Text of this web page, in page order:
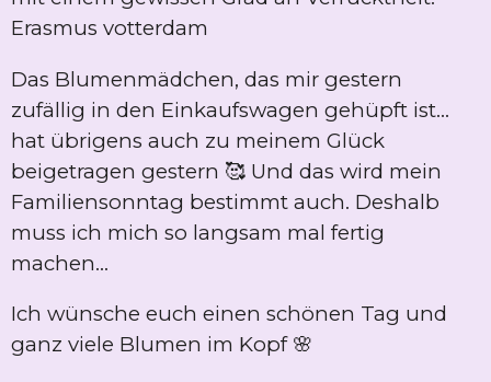
Erasmus votterdam
Das Blumenmädchen, das mir gestern
zufällig in den Einkaufswagen gehüpft ist...
hat übrigens auch zu meinem Glück
beigetragen gestern 🥰 Und das wird mein
Familiensonntag bestimmt auch. Deshalb
muss ich mich so langsam mal fertig
machen...
Ich wünsche euch einen schönen Tag und
ganz viele Blumen im Kopf 🌸